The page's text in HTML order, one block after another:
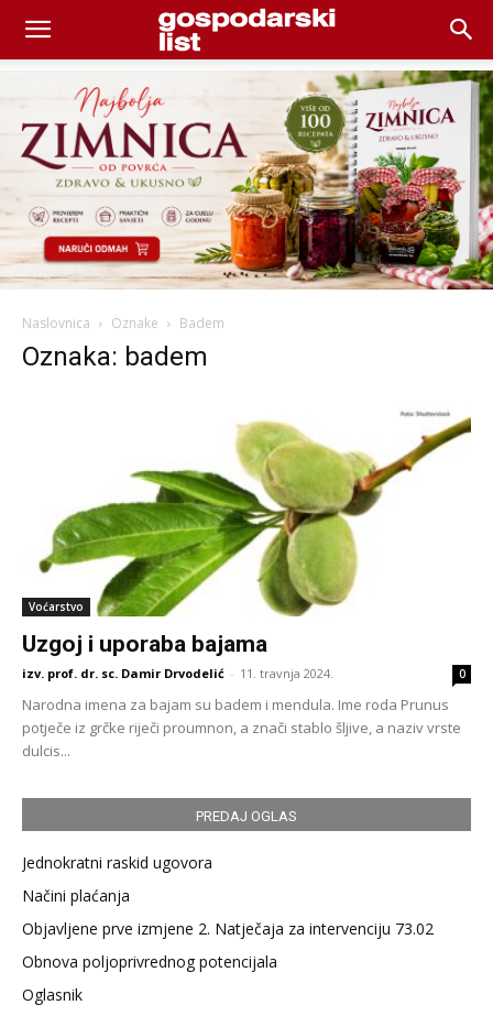
Naslovnica Oznake Badem
Oznaka: badem
Voćarstvo
Uzgoj i uporaba bajama
izv. prof. dr. sc. Damir Drvodelić - 11. travnja 2024. 0
Narodna imena za bajam su badem i mendula. Ime roda Prunus
potječe iz grčke riječi proumnon, a znači stablo šljive, a naziv vrste
dulcis...
PREDAJ OGLAS
Jednokratni raskid ugovora
Načini plaćanja
Objavljene prve izmjene 2. Natječaja za intervenciju 73.02
Obnova poljoprivrednog potencijala
Oglasnik